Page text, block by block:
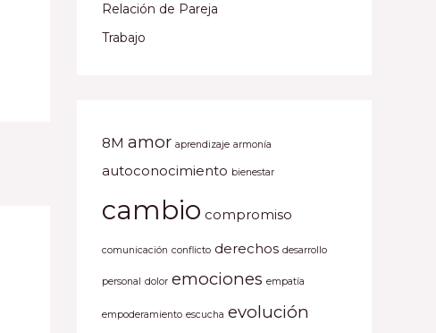
Relación de Pareja
Trabajo
8M amor aprendizaje armonía
autoconocimiento bienestar
cambio compromiso
comunicación conflicto derechos desarrollo
personal dolor emociones empatía
empoderamiento escucha evolución